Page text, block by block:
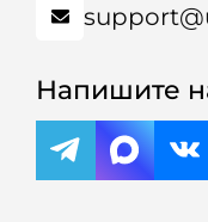
Напишите